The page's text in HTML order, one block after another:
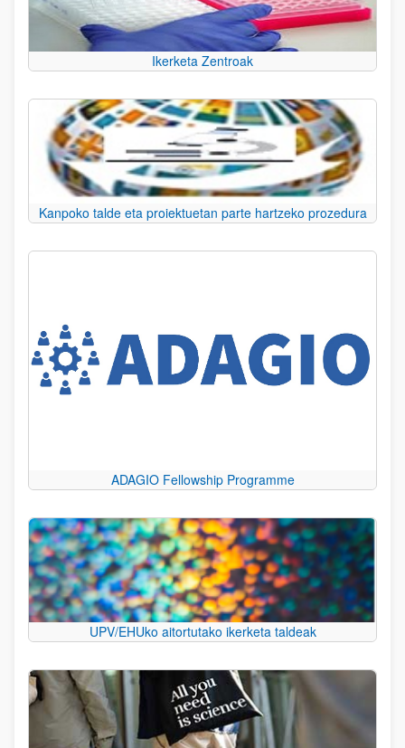
Ikerketa Zentroak
Kanpoko talde eta proiektuetan parte hartzeko prozedura
ADAGIO Fellowship Programme
UPV/EHUko aitortutako ikerketa taldeak